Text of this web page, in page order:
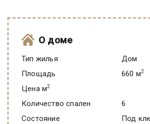
О доме
Тип жилья
Дом
Площадь
660 м2
Цена м2
Количество спален
6
Состояние
под